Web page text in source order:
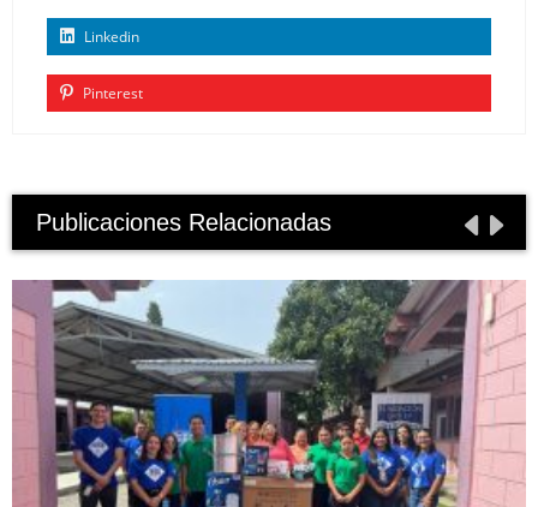
Linkedin
Pinterest
Publicaciones Relacionadas